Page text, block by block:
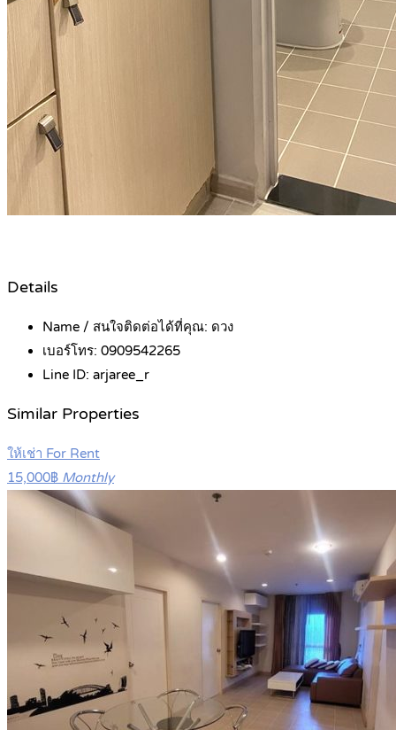
Details
Name / สนใจติดต่อได้ที่คุณ: ดวง
เบอร์โทร: 0909542265
Line ID: arjaree_r
Similar Properties
ให้เช่า For Rent
15,000฿ Monthly